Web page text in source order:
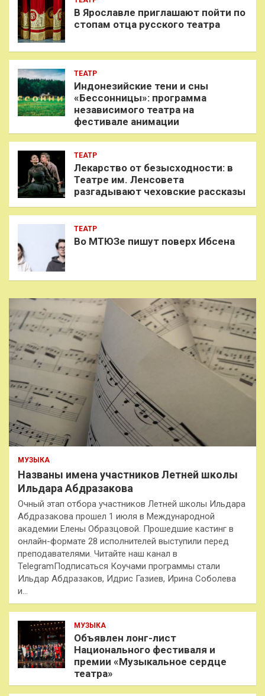
В Ярославле приглашают пойти по
стопам отца русского театра
ТЕАТР
Индонезийские тени и сны
«Бессонницы»: программа
независимого театра на
фестивале анимации
ТЕАТР
Лекарство от безысходности: в
Театре им. Ленсовета
разгадывают чеховские рассказы
ТЕАТР
Во МТЮЗе пишут поверх Ибсена
МУЗЫКА
Названы имена участников Летней школы
Ильдара Абдразакова
Очный этап отбора участников Летней школы Ильдара
Абдразакова прошел 1 июля в Международной
академии Елены Образцовой. Прошедшие кастинг в
онлайн-формате 28 исполнителей выступили перед
преподавателями. Читайте наш канал в
TelegramПодписаться Коучами программы стали
Ильдар Абдразаков, Идрис Газиев, Ирина Соболева
и…
МУЗЫКА
Объявлен лонг-лист
Национального фестиваля и
премии «Музыкальное сердце
театра»